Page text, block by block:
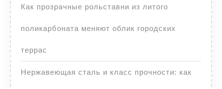
Как прозрачные рольставни из литого
поликарбоната меняют облик городских
террас
Нержавеющая сталь и класс прочности: как